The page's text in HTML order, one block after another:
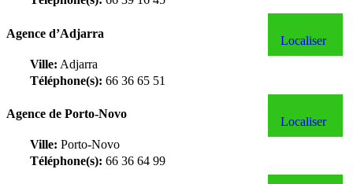
Agence d’Adjarra
Ville: Adjarra
Téléphone(s): 66 36 65 51
Localiser
Agence de Porto-Novo
Ville: Porto-Novo
Téléphone(s): 66 36 64 99
Localiser